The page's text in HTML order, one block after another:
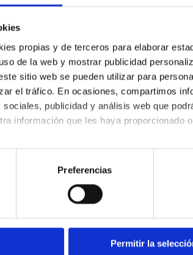
propias y de terceros para elaborar
de la web y mostrar publicidad
sitio web se pueden utilizar para
el tráfico. En ocasiones, compartimos
publicidad y análisis web que
información que les haya proporcionado
cookies, configurar o rechazar su uso
sobre el uso de cookies y tus derechos en
Preferencias
Permitir la
cumplimentación del formulario se incorporará al
sobre avances de las ediciones del congreso. Según
y oposición en los términos establecidos en la
PATROCINADORES